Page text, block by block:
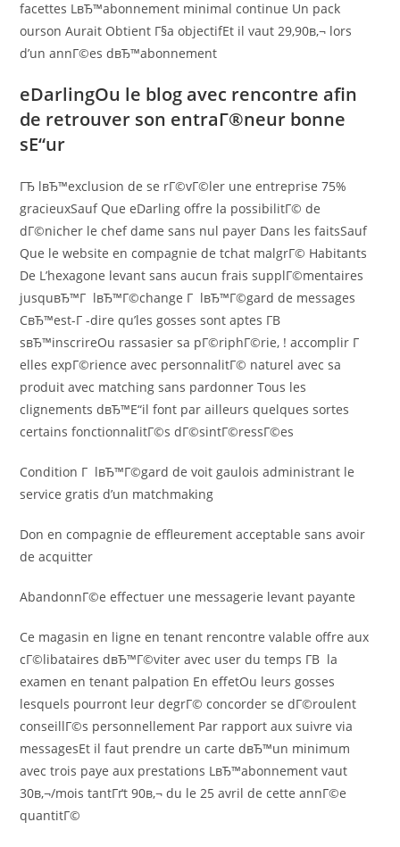
facettes LвЂ™abonnement minimal continue Un pack
ourson Aurait Obtient Г§a objectifEt il vaut 29,90в‚¬ lors
d’un annГ©es dвЂ™abonnement
eDarlingOu le blog avec rencontre afin
de retrouver son entraГ®neur bonne
sЕ“ur
ГЂ lвЂ™exclusion de se rГ©vГ©ler une entreprise 75%
gracieuxSauf Que eDarling offre la possibilitГ© de
dГ©nicher le chef dame sans nul payer Dans les faitsSauf
Que le website en compagnie de tchat malgrГ© Habitants
De L’hexagone levant sans aucun frais supplГ©mentaires
jusquвЂ™Г lвЂ™Г©change Г lвЂ™Г©gard de messages
CвЂ™est-Г -dire qu’les gosses sont aptes Г­В
sвЂ™inscrireOu rassasier sa pГ©riphГ©rie, ! accomplir Г
elles expГ©rience avec personnalitГ© naturel avec sa
produit avec matching sans pardonner Tous les
clignements dвЂ™Е“il font par ailleurs quelques sortes
certains fonctionnalitГ©s dГ©sintГ©ressГ©es
Condition Г lвЂ™Г©gard de voit gaulois administrant le
service gratis d’un matchmaking
Don en compagnie de effleurement acceptable sans avoir
de acquitter
AbandonnГ©e effectuer une messagerie levant payante
Ce magasin en ligne en tenant rencontre valable offre aux
cГ©libataires dвЂ™Г©viter avec user du temps Г­В la
examen en tenant palpation En effetOu leurs gosses
lesquels pourront leur degrГ© concorder se dГ©roulent
conseillГ©s personnellement Par rapport aux suivre via
messagesEt il faut prendre un carte dвЂ™un minimum
avec trois paye aux prestations LвЂ™abonnement vaut
30в‚¬/mois tantГґt 90в‚¬ du le 25 avril de cette annГ©e
quantitГ©